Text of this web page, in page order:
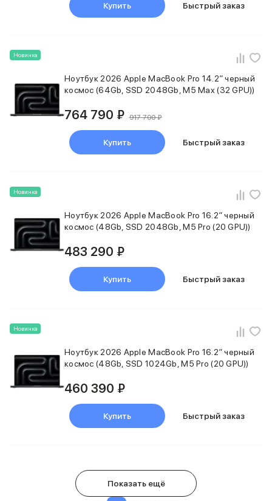
Купить Быстрый заказ
Новинка
Ноутбук 2026 Apple MacBook Pro 14.2″ черный
космос (64Gb, SSD 2048Gb, M5 Max (32 GPU))
764 790 ₽ 917 700 ₽
Купить Быстрый заказ
Новинка
Ноутбук 2026 Apple MacBook Pro 16.2″ черный
космос (48Gb, SSD 2048Gb, M5 Pro (20 GPU))
483 290 ₽
Купить Быстрый заказ
Новинка
Ноутбук 2026 Apple MacBook Pro 16.2″ черный
космос (48Gb, SSD 1024Gb, M5 Pro (20 GPU))
460 390 ₽
Купить Быстрый заказ
Показать ещё